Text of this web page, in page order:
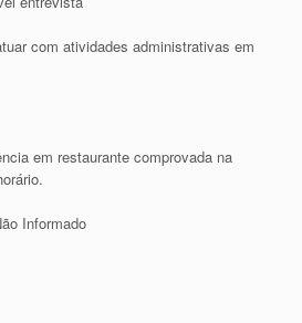
com atividades administrativas em
em restaurante comprovada na
Informado